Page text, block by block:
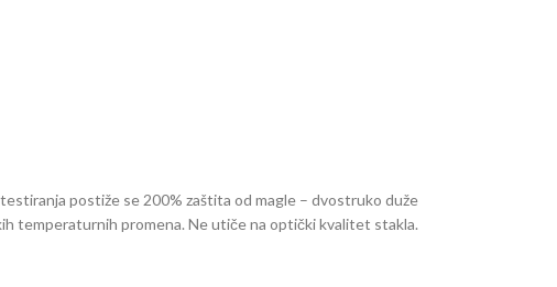
postiže se 200% zaštita od magle – dvostruko duže
temperaturnih promena. Ne utiče na optički kvalitet stakla.